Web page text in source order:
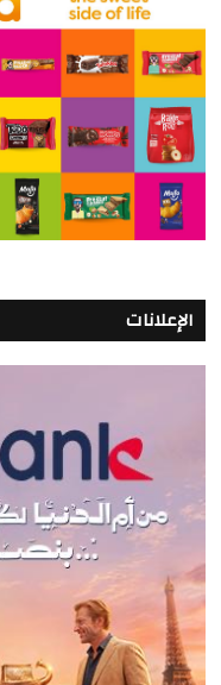
الإعلانات